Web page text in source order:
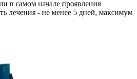
в самом начале проявления
лечения - не менее 5 дней, максимум